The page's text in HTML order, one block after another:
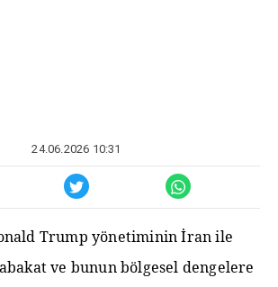
24.06.2026 10:31
Trump yönetiminin İran ile
ve bunun bölgesel dengelere